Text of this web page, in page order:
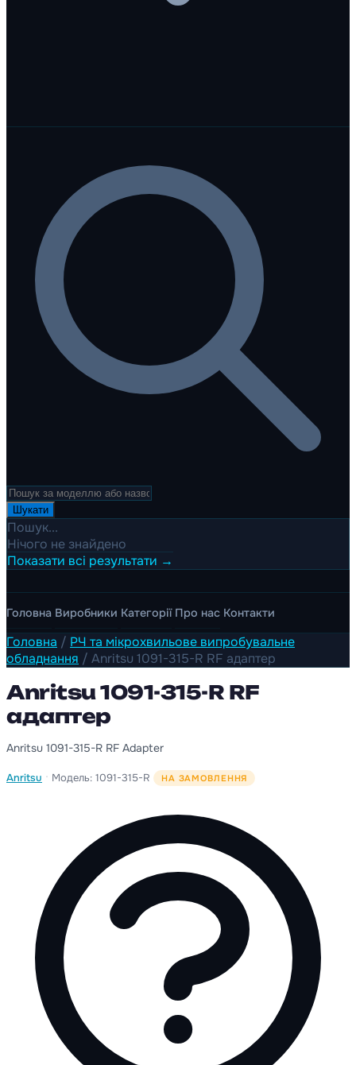
Шукати
Пошук...
Нічого не знайдено
Показати всі результати →
Головна Виробники Категорії Про нас Контакти
Головна / РЧ та мікрохвильове випробувальне
обладнання / Anritsu 1091-315-R RF адаптер
Anritsu 1091-315-R RF
адаптер
Anritsu 1091-315-R RF Adapter
Anritsu · Модель: 1091-315-R НА ЗАМОВЛЕННЯ